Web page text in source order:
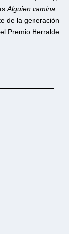
Alguien camina
de la generación
Premio Herralde.